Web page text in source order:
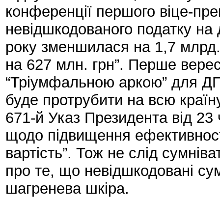
конференції першого віце-
невідшкодованого податку
року зменшилася на 1,7
на 627 млн. грн”. Перше
“Тріумфальною аркою” для
буде протрубити на всю
671-й Указ Президента від 23
щодо підвищення
вартість”. Тож не слід
про те, що невідшкодовані
шагренева шкіра.